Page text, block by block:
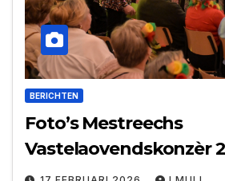
BERICHTEN
Foto’s Mestreechs
Vastelaovendskonzèr